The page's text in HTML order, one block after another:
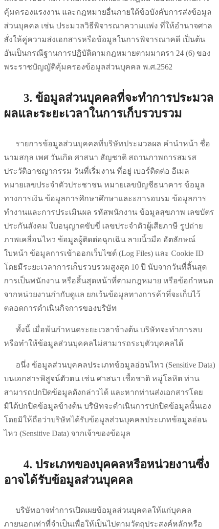
คุ้มครองแรงงาน และกฎหมายอื่นภายใต้ข้อบังคับการส่งข้อมูล
ส่วนบุคคล เช่น ประมวลวิธีพิจารณาความแพ่ง ที่ให้อำนาจศาล
สั่งให้คู่ความส่งเอกสารหรือข้อมูลในการพิจารณาคดี เป็นต้น
อันเป็นกรณีฐานการปฏิบัติตามกฎหมายตามมาตรา 24 (6) ของ
พระราชบัญญัติคุ้มครองข้อมูลส่วนบุคคล พ.ศ.2562
3. ข้อมูลส่วนบุคคลที่จะทำการประมวล
ผลและระยะเวลาในการเก็บรวบรวม
รายการข้อมูลส่วนบุคคลที่บริษัทประมวลผล คำนำหน้า ชื่อ
นามสกุล เพศ วันเกิด ศาสนา สัญชาติ สถานภาพการสมรส
ประวัติอาชญากรรม วันที่เริ่มงาน ที่อยู่ เบอร์ติดต่อ อีเมล
หมายเลขประจำตัวประชาชน หมายเลขบัญชีธนาคาร ข้อมูล
ทางการเงิน ข้อมูลการศึกษาศึกษาและะการอบรม ข้อมูลการ
ทำงานและการประเมินผล รหัสพนักงาน ข้อมูลสุขภาพ เลขบัตร
ประกันสังคม ใบอนุญาตขับขี่ เลขประจำตัวผู้เสียภาษี รูปถ่าย
ภาพเคลื่อนไหว ข้อมูลผู้ติดต่อฉุกเฉิน ลายนิ้วมือ อัตลักษณ์
ใบหน้า ข้อมูลการเข้าออกเว็บไซต์ (Log Files) และ Cookie ID
โดยมีระยะเวลาการเก็บรวบรวมสูงสุด 10 ปี นับจากวันที่สิ้นสุด
การเป็นพนักงาน หรือสิ้นสุดหน้าที่ตามกฎหมาย หรือข้อกำหนด
จากหน่วยงานกำกับดูแล ยกเว้นข้อมูลทางการค้าที่จะเก็บไว้
ตลอดการดำเนินกิจการของบริษัท
ทั้งนี้ เมื่อพ้นกำหนดระยะเวลาข้างต้น บริษัทจะทำการลบ
หรือทำให้ข้อมูลส่วนบุคคลไม่สามารถระบุตัวบุคคลได้
อนึ่ง ข้อมูลส่วนบุคคลประเภทข้อมูลอ่อนไหว (Sensitive Data)
บนเอกสารพิสูจน์ตัวตน เช่น ศาสนา เชื้อชาติ หมู่โลหิต ท่าน
สามารถปกปิดข้อมูลดังกล่าวได้ และหากท่านส่งเอกสารโดย
มิได้ปกปิดข้อมูลข้างต้น บริษัทจะดำเนินการปกปิดข้อมูลนั้นเอง
โดยมิให้ถือว่าบริษัทได้รับข้อมูลส่วนบุคคลประเภทข้อมูลอ่อน
ไหว (Sensitive Data) จากเจ้าของข้อมูล
4. ประเภทของบุคคลหรือหน่วยงานซึ่ง
อาจได้รับข้อมูลส่วนบุคคล
บริษัทอาจทำการเปิดเผยข้อมูลส่วนบุคคลให้แก่บุคคล
ภายนอกเท่าที่จำเป็นเพื่อให้เป็นไปตามวัตถุประสงค์หลักหรือ